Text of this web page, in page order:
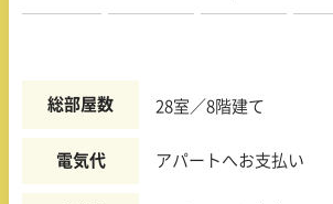
総部屋数 28室／8階建て
電気代 アパートへお支払い